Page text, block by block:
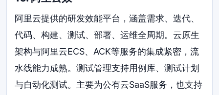
阿里云提供的研发效能平台，涵盖需求、迭代、
代码、构建、测试、部署、运维全周期。云原生
架构与阿里云ECS、ACK等服务的集成紧密，流
水线能力成熟。测试管理支持用例库、测试计划
与自动化测试。主要为公有云SaaS服务，也支持